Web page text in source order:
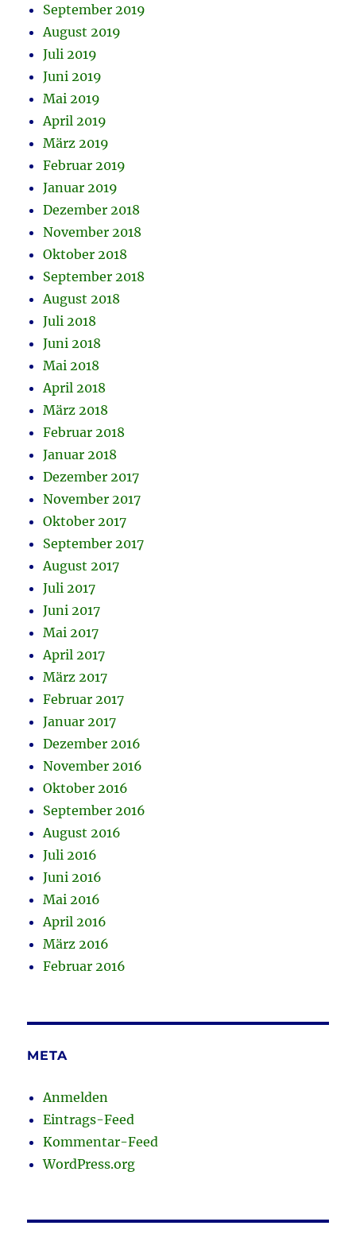
September 2019
August 2019
Juli 2019
Juni 2019
Mai 2019
April 2019
März 2019
Februar 2019
Januar 2019
Dezember 2018
November 2018
Oktober 2018
September 2018
August 2018
Juli 2018
Juni 2018
Mai 2018
April 2018
März 2018
Februar 2018
Januar 2018
Dezember 2017
November 2017
Oktober 2017
September 2017
August 2017
Juli 2017
Juni 2017
Mai 2017
April 2017
März 2017
Februar 2017
Januar 2017
Dezember 2016
November 2016
Oktober 2016
September 2016
August 2016
Juli 2016
Juni 2016
Mai 2016
April 2016
März 2016
Februar 2016
META
Anmelden
Eintrags-Feed
Kommentar-Feed
WordPress.org